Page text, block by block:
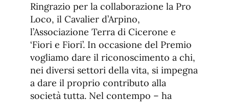
Ringrazio per la collaborazione la Pro
Loco, il Cavalier d’Arpino,
l’Associazione Terra di Cicerone e
‘Fiori e Fiori’. In occasione del Premio
vogliamo dare il riconoscimento a chi,
nei diversi settori della vita, si impegna
a dare il proprio contributo alla
società tutta. Nel contempo – ha